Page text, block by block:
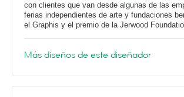
con clientes que van desde algunas de las
ferias independientes de arte y fundaciones
el Graphis y el premio de la Jerwood
Más diseños de este diseñador